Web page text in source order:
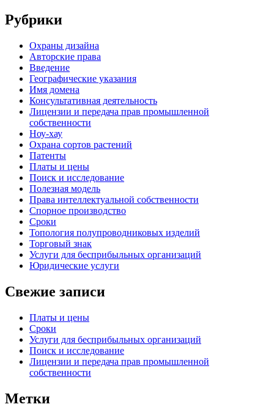
Рубрики
Oхраны дизайна
Авторские права
Введение
Географические указания
Имя домена
Консультативная деятельность
Лицензии и передача прав промышленной
собственности
Ноу-хау
Охрана сортов растений
Патенты
Платы и цены
Поиск и исследование
Полезная модель
Права интеллектуальной собственности
Спорное производство
Сроки
Топология полупроводниковых изделий
Торговый знак
Услуги для беcприбыльных организаций
Юридические услуги
Свежие записи
Платы и цены
Сроки
Услуги для беcприбыльных организаций
Поиск и исследование
Лицензии и передача прав промышленной
собственности
Метки